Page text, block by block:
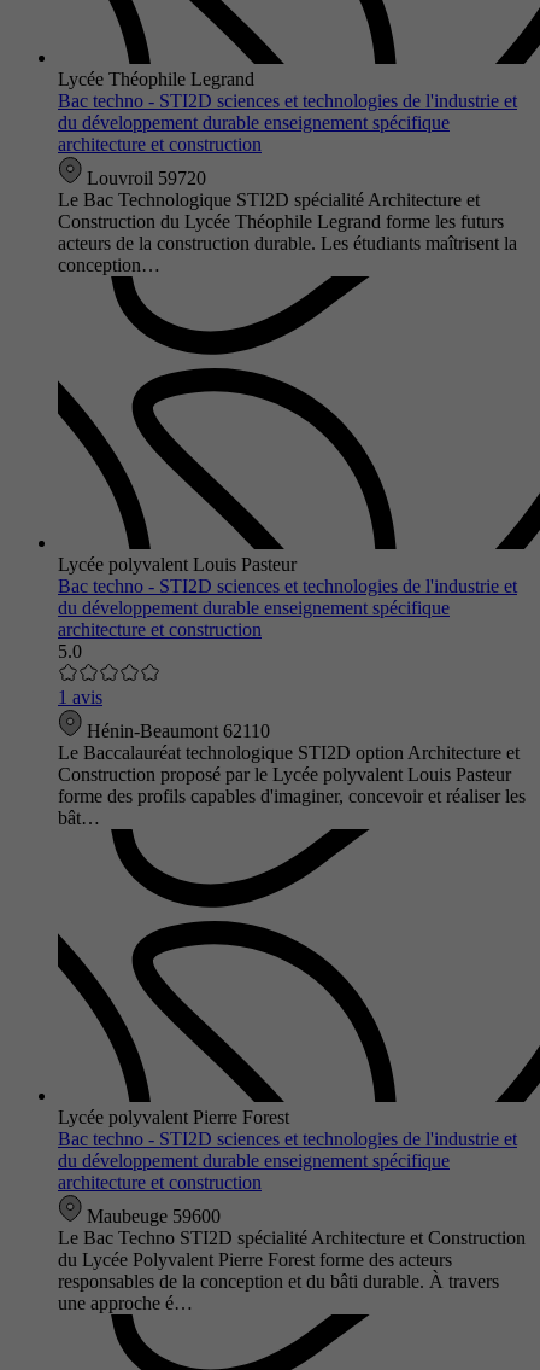
Lycée Théophile Legrand
Bac techno - STI2D sciences et technologies de l'industrie et
du développement durable enseignement spécifique
architecture et construction
Louvroil 59720
Le Bac Technologique STI2D spécialité Architecture et
Construction du Lycée Théophile Legrand forme les futurs
acteurs de la construction durable. Les étudiants maîtrisent la
conception…
Lycée polyvalent Louis Pasteur
Bac techno - STI2D sciences et technologies de l'industrie et
du développement durable enseignement spécifique
architecture et construction
5.0
1 avis
Hénin-Beaumont 62110
Le Baccalauréat technologique STI2D option Architecture et
Construction proposé par le Lycée polyvalent Louis Pasteur
forme des profils capables d'imaginer, concevoir et réaliser les
bât…
Lycée polyvalent Pierre Forest
Bac techno - STI2D sciences et technologies de l'industrie et
du développement durable enseignement spécifique
architecture et construction
Maubeuge 59600
Le Bac Techno STI2D spécialité Architecture et Construction
du Lycée Polyvalent Pierre Forest forme des acteurs
responsables de la conception et du bâti durable. À travers
une approche é…